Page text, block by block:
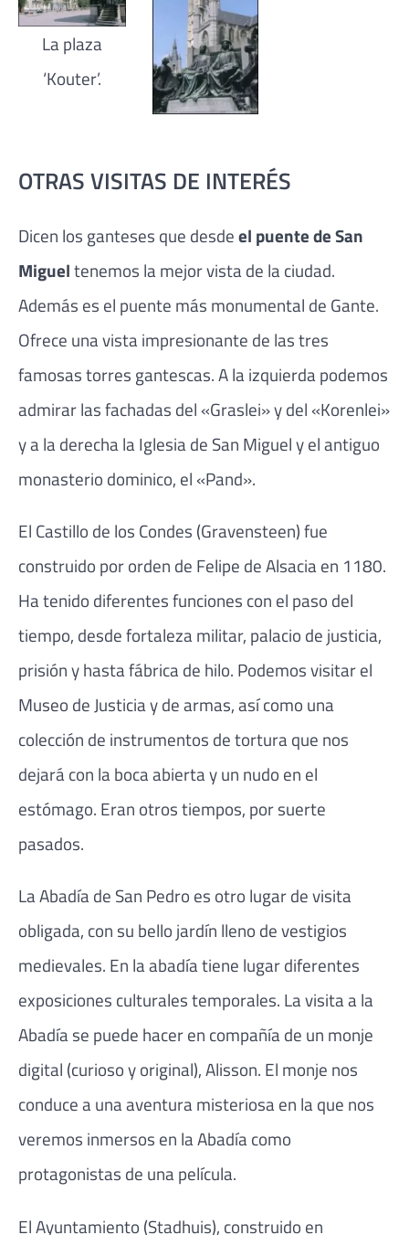
La plaza
‘Kouter’.
OTRAS VISITAS DE INTERÉS
Dicen los ganteses que desdeel puente de San
Migueltenemos la mejor vista de la ciudad.
Además es el puente más monumental de Gante.
Ofrece una vista impresionante de las tres
famosas torres gantescas. A la izquierda podemos
admirar las fachadas del «Graslei» y del «Korenlei»
y a la derecha la Iglesia de San Miguel y el antiguo
monasterio dominico, el «Pand».
El Castillo de los Condes (Gravensteen) fue
construido por orden de Felipe de Alsacia en 1180.
Ha tenido diferentes funciones con el paso del
tiempo, desde fortaleza militar, palacio de justicia,
prisión y hasta fábrica de hilo. Podemos visitar el
Museo de Justicia y de armas, así como una
colección de instrumentos de tortura que nos
dejará con la boca abierta y un nudo en el
estómago. Eran otros tiempos, por suerte
pasados.
La Abadía de San Pedro es otro lugar de visita
obligada, con su bello jardín lleno de vestigios
medievales. En la abadía tiene lugar diferentes
exposiciones culturales temporales. La visita a la
Abadía se puede hacer en compañía de un monje
digital (curioso y original), Alisson. El monje nos
conduce a una aventura misteriosa en la que nos
veremos inmersos en la Abadía como
protagonistas de una película.
El Ayuntamiento (Stadhuis), construido en